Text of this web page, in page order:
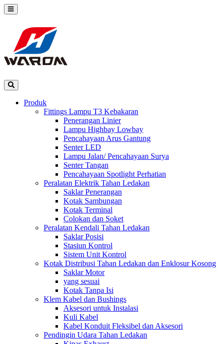
Produk
Fittings Lampu T3 Kebakaran
Penerangan Linier
Lampu Highbay Lowbay
Pencahayaan Arus Gantung
Senter LED
Lampu Jalan/ Pencahayaan Surya
Senter Tangan
Pencahayaan Spotlight Perhatian
Peralatan Elektrik Tahan Ledakan
Saklar Penerangan
Kotak Sambungan
Kotak Terminal
Colokan dan Soket
Peralatan Kendali Tahan Ledakan
Saklar Posisi
Stasiun Kontrol
Sistem Unit Kontrol
Kotak Distribusi Tahan Ledakan dan Enklosur Kosong
Saklar Motor
yang sesuai
Kotak Tanpa Isi
Klem Kabel dan Bushings
Aksesori untuk Instalasi
Kuli Kabel
Kabel Konduit Fleksibel dan Aksesori
Pendingin Udara Tahan Ledakan